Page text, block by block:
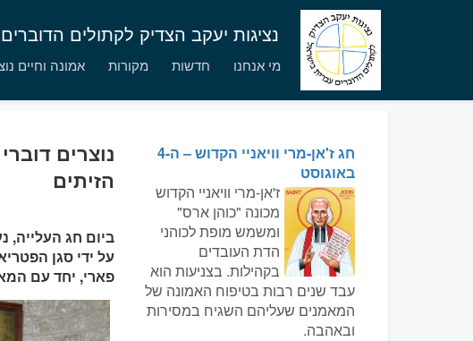
נציגות יעקב הצדיק לקתולים
מי אנחנו חדשות מקורות אמונה וחיים
חג ז'אן-מרי וויאניי הקדוש – ה-4
באוגוסט
ז'אן-מרי וויאניי הקדוש
מכונה "כוהן ארס"
ומשמש מופת לכוהני
הדת העובדים
בקהילות. בצניעות הוא
עבד שנים רבות בטיפוח האמונה של
המאמנים שעליהם השגיח במסירות
ובאהבה.
נוצרים
הזיתים
על ידי סגן
פארי, יחד עם